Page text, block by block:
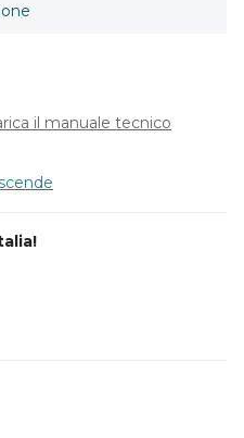
il manuale tecnico